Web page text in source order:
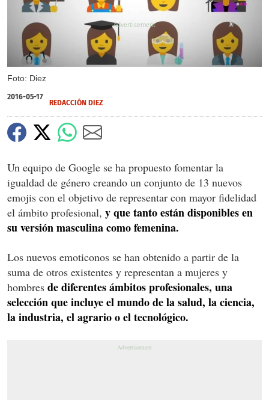
Foto: Diez
X
2016-05-17
REDACCIÓN DIEZ
Un equipo de Google se ha propuesto fomentar la
igualdad de género creando un conjunto de 13 nuevos
emojis con el objetivo de representar con mayor fidelidad
el ámbito profesional, y que tanto están disponibles en
su versión masculina como femenina.
Los nuevos emoticonos se han obtenido a partir de la
suma de otros existentes y representan a mujeres y
hombres de diferentes ámbitos profesionales, una
selección que incluye el mundo de la salud, la ciencia,
la industria, el agrario o el tecnológico.